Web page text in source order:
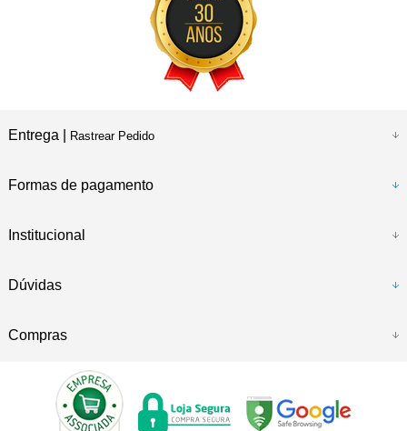
Entrega | Rastrear Pedido
Formas de pagamento
Institucional
Dúvidas
Compras